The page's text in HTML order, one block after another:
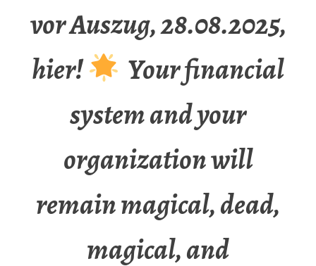
vor Auszug, 28.08.2025,
hier!
Your financial
system and your
organization will
remain magical, dead,
magical, and